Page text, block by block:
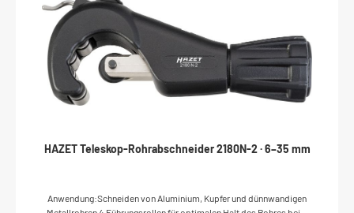
HAZET Teleskop-Rohrabschneider 2180N-2 · 6–35 mm
Anwendung:Schneiden von Aluminium, Kupfer und dünnwandigen